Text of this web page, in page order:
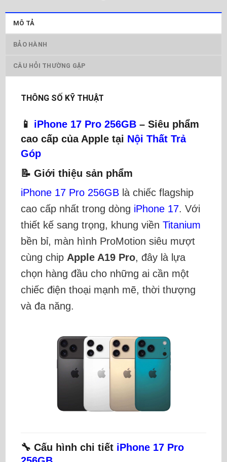
MÔ TẢ
BẢO HÀNH
CÂU HỎI THƯỜNG GẶP
THÔNG SỐ KỸ THUẬT
📱 iPhone 17 Pro 256GB – Siêu phẩm
cao cấp của Apple tại Nội Thất Trả
Góp
📝 Giới thiệu sản phẩm
iPhone 17 Pro 256GB là chiếc flagship
cao cấp nhất trong dòng iPhone 17. Với
thiết kế sang trọng, khung viền Titanium
bền bỉ, màn hình ProMotion siêu mượt
cùng chip Apple A19 Pro, đây là lựa
chọn hàng đầu cho những ai cần một
chiếc điện thoại mạnh mẽ, thời thượng
và đa năng.
🔧 Cấu hình chi tiết iPhone 17 Pro